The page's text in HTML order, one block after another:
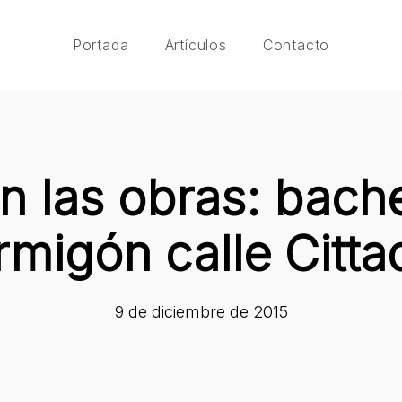
Portada Artículos Contacto
las obras:
calle
9 de diciembre de 2015